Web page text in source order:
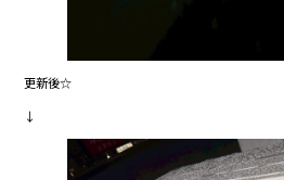
更新後☆
↓